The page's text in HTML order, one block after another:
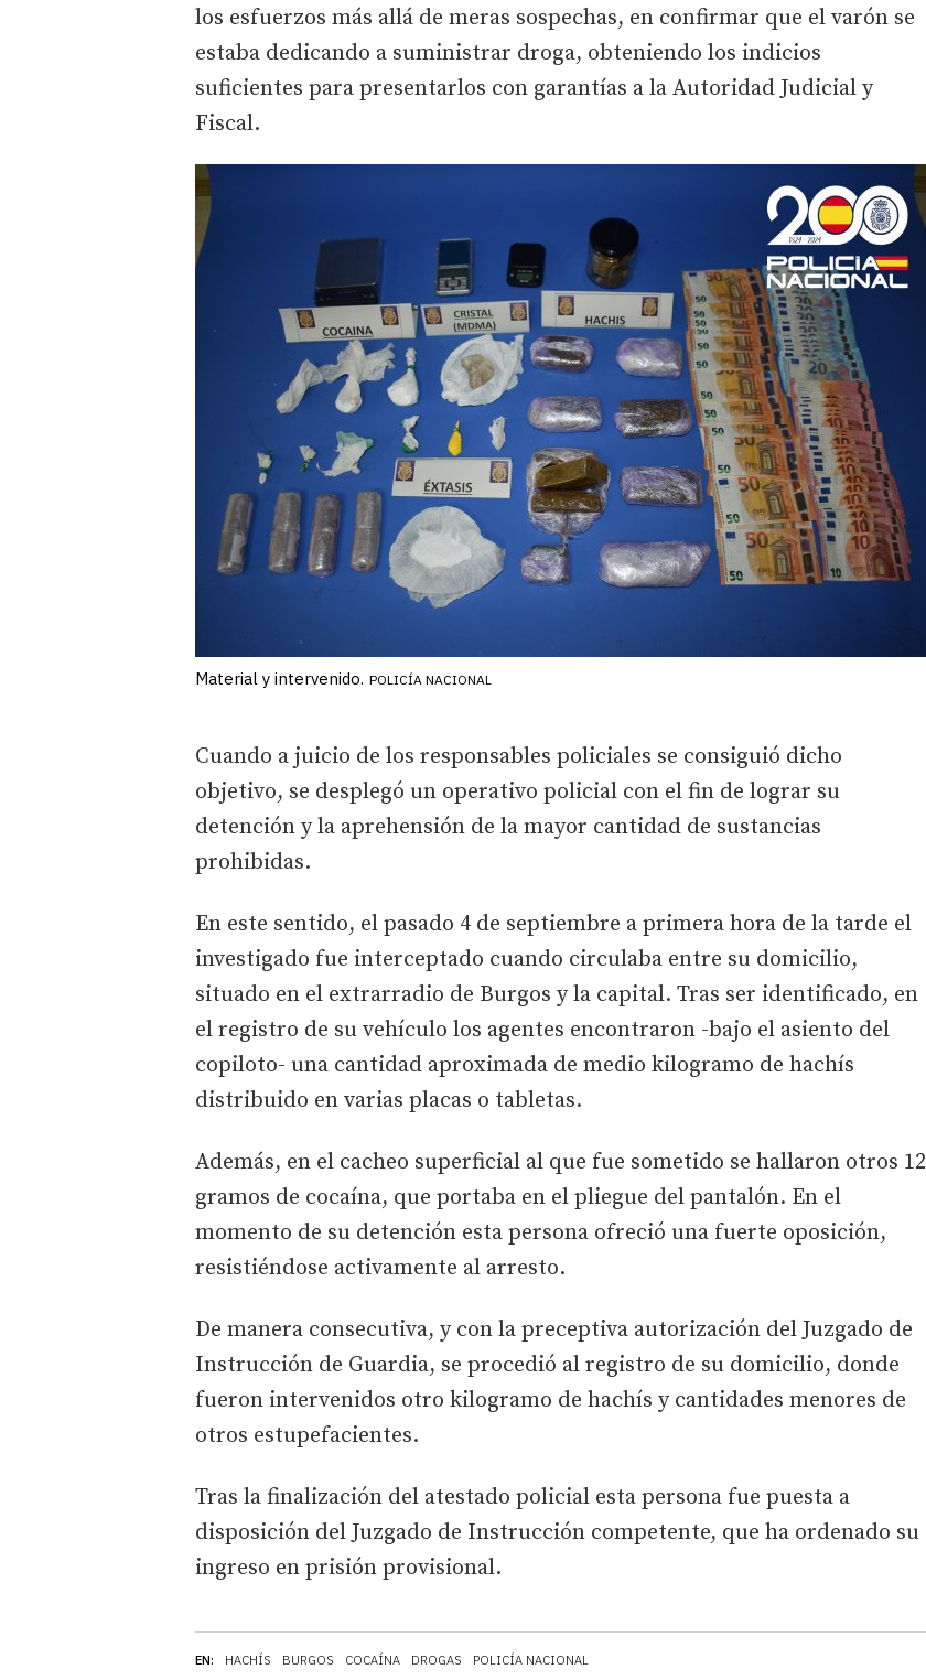
EN: HACHÍS BURGOS COCAÍNA DROGAS POLICÍA NACIONAL
los esfuerzos más allá de meras sospechas, en confirmar que el varón se
estaba dedicando a suministrar droga, obteniendo los indicios
suficientes para presentarlos con garantías a la Autoridad Judicial y
Fiscal.
Material y intervenido. POLICÍA NACIONAL
Cuando a juicio de los responsables policiales se consiguió dicho
objetivo, se desplegó un operativo policial con el fin de lograr su
detención y la aprehensión de la mayor cantidad de sustancias
prohibidas.
En este sentido, el pasado 4 de septiembre a primera hora de la tarde el
investigado fue interceptado cuando circulaba entre su domicilio,
situado en el extrarradio de Burgos y la capital. Tras ser identificado, en
el registro de su vehículo los agentes encontraron -bajo el asiento del
copiloto- una cantidad aproximada de medio kilogramo de hachís
distribuido en varias placas o tabletas.
Además, en el cacheo superficial al que fue sometido se hallaron otros 12
gramos de cocaína, que portaba en el pliegue del pantalón. En el
momento de su detención esta persona ofreció una fuerte oposición,
resistiéndose activamente al arresto.
De manera consecutiva, y con la preceptiva autorización del Juzgado de
Instrucción de Guardia, se procedió al registro de su domicilio, donde
fueron intervenidos otro kilogramo de hachís y cantidades menores de
otros estupefacientes.
Tras la finalización del atestado policial esta persona fue puesta a
disposición del Juzgado de Instrucción competente, que ha ordenado su
ingreso en prisión provisional.